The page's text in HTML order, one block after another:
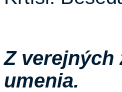
Z verejných
umenia.